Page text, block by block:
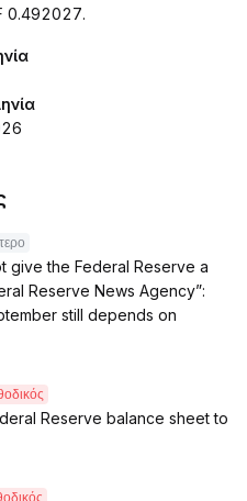
0.492027.
give the Federal Reserve a
Reserve News Agency”:
still depends on
Reserve balance sheet to